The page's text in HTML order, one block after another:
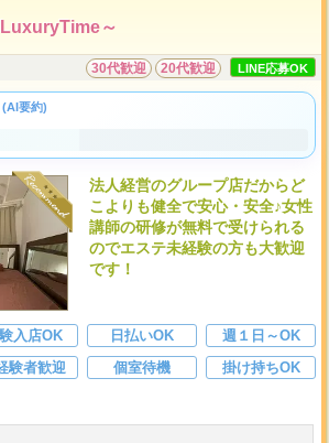
～
30代歓迎 20代歓迎 LINE応募OK
(AI要約)
法人経営のグループ店だからど
こよりも健全で安心・安全♪女性
講師の研修が無料で受けられる
のでエステ未経験の方も大歓迎
です！
入店OK 日払いOK
週１日～OK
験者歓迎 個室待機
掛け持ちOK